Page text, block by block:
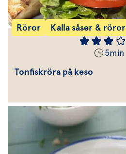
Röror Kalla såser & röror
5min
Tonfiskröra på keso